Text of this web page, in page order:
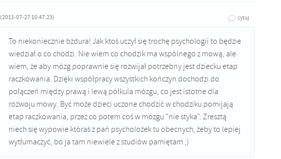
(2011-07-27 10:47:23) cytuj
To niekoniecznie bzdura! Jak ktoś uczył się trochę psychologii to będzie
wiedział o co chodzi. Nie wiem co chodzik ma wspólnego z mową, ale
wiem, że aby mózg poprawnie się rozwijał potrzebny jest dziecku etap
raczkowania. Dzięki współpracy wszystkich kończyn dochodzi do
połączeń między prawą i lewą półkula mózgu, co jest istotne dla
rozwoju mowy. Być może dzieci uczone chodzić w chodziku pomijają
etap raczkowania, przez co potem coś w mózgu "nie styka". Zresztą
niech się wypowie któraś z pań psycholożek tu obecnych, żeby to lepiej
wytłumaczyć, bo ja tam niewiele z studiów pamiętam ;)